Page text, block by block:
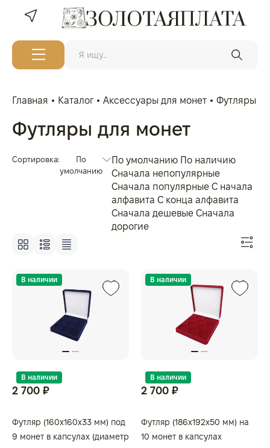
Главная Каталог Аксессуары для монет Футляры
Футляры для монет
Сортировка:
По
умолчанию
По умолчанию По наличию
Сначала непопулярные
Сначала популярные С начала
алфавита С конца алфавита
Сначала дешевые Сначала
дорогие
В наличии
В наличии
2 700 ₽
Футляр (160x160x33 мм) под
9 монет в капсулах (диаметр
В наличии
В наличии
2 700 ₽
Футляр (186x192x50 мм) на
10 монет в капсулах